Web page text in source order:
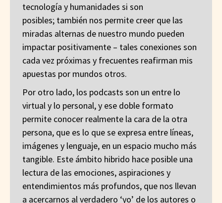
tecnología y humanidades si son
posibles; también nos permite creer que las
miradas alternas de nuestro mundo pueden
impactar positivamente – tales conexiones son
cada vez próximas y frecuentes reafirman mis
apuestas por mundos otros.
Por otro lado, los podcasts son un entre lo
virtual y lo personal, y ese doble formato
permite conocer realmente la cara de la otra
persona, que es lo que se expresa entre líneas,
imágenes y lenguaje, en un espacio mucho más
tangible. Este ámbito hibrido hace posible una
lectura de las emociones, aspiraciones y
entendimientos más profundos, que nos llevan
a acercarnos al verdadero ‘yo’ de los autores o